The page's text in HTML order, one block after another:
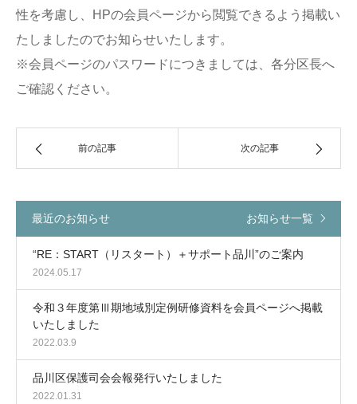
性を考慮し、HPの会員ページから閲覧できるよう掲載い
たしましたのでお知らせいたします。
※会員ページのパスワードにつきましては、各分区長へ
ご確認ください。
前の記事 次の記事
最近のお知らせ お知らせ一覧
“RE：START（リスタート）＋サポート品川”のご案内
2024.05.17
令和３年度第Ⅲ期地域別定例研修資料を会員ページへ掲載
いたしました
2022.03.9
品川区保護司会会報発行いたしました
2022.01.31